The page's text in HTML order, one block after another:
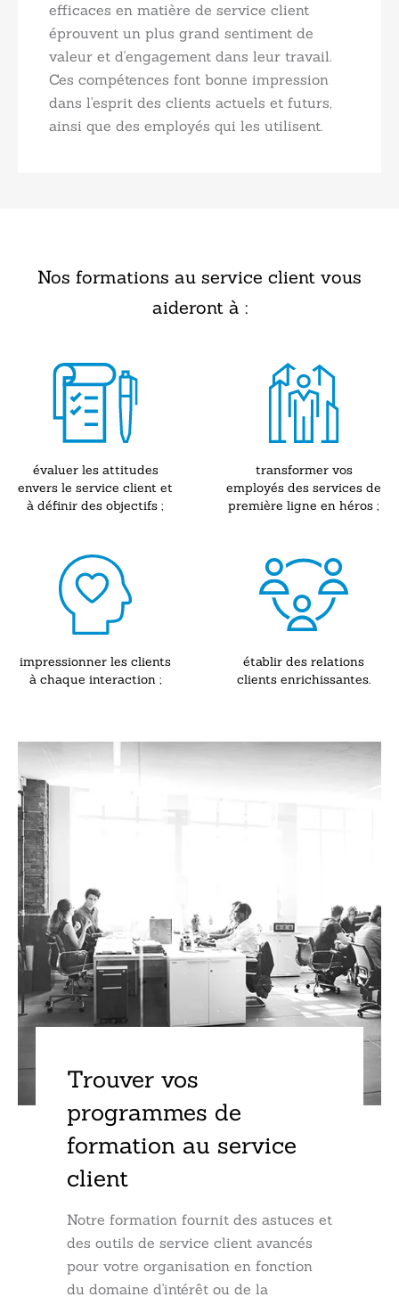
efficaces en matière de service client
éprouvent un plus grand sentiment de
valeur et d'engagement dans leur travail.
Ces compétences font bonne impression
dans l'esprit des clients actuels et futurs,
ainsi que des employés qui les utilisent.
Nos formations au service client vous
aideront à :
évaluer les attitudes
envers le service client et
à définir des objectifs ;
transformer vos
employés des services de
première ligne en héros ;
impressionner les clients
à chaque interaction ;
établir des relations
clients enrichissantes.
Trouver vos
programmes de
formation au service
client
Notre formation fournit des astuces et
des outils de service client avancés
pour votre organisation en fonction
du domaine d'intérêt ou de la